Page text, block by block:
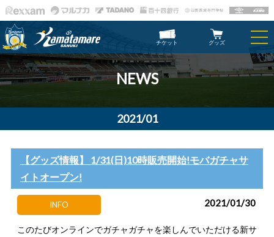
チケット グッズ
NEWS
2021/01
【グッズ情報】 1/31(日)10時販売開始!モバガチャサ
イトオープン!
INFO 2021/01/30
このたびオンラインでガチャガチャを楽しんでいただける新サ